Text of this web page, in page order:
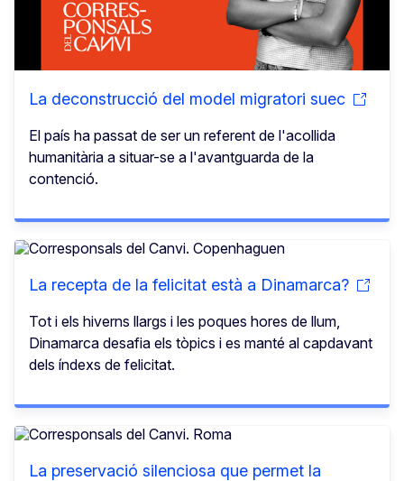
La deconstrucció del model migratori suec
El país ha passat de ser un referent de l'acollida
humanitària a situar-se a l'avantguarda de la
contenció.
La recepta de la felicitat està a Dinamarca?
Tot i els hiverns llargs i les poques hores de llum,
Dinamarca desafia els tòpics i es manté al capdavant
dels índexs de felicitat.
La preservació silenciosa que permet la